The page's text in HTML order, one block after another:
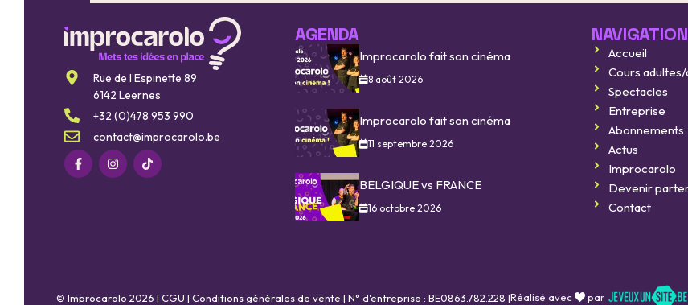
Rue de l’Espinette 89
6142 Leernes
+32 (0)478 953 990
contact@improcarolo.be
AGENDA
Improcarolo fait son cinéma
8 août 2026
Improcarolo fait son cinéma
11 septembre 2026
BELGIQUE vs FRANCE
16 octobre 2026
NAVIGATION
Accueil
Cours adultes/
Spectacles
Entreprise
Abonnements
Actus
Improcarolo
Devenir
Contact
© Improcarolo 2026 | CGU | Conditions générales de vente | N° d'entreprise : BE0863.782.228 |Réalisé avec par